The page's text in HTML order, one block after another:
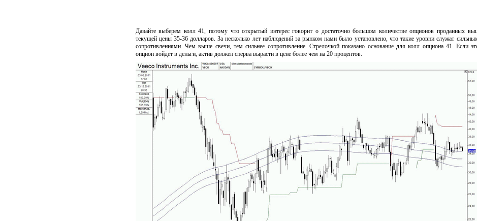
Давайте выберем колл 41, потому что открытый интерес говорит о достаточно большом количестве опционов проданных
текущей цены 35-36 долларов. За несколько лет наблюдений за рынком нами было установлено, что такие уровни служат
сопротивлениями. Чем выше свечи, тем сильнее сопротивление. Стрелочкой показано основание для колл опциона 41. Если
опцион войдет в деньги, актив должен сперва вырасти в цене более чем на 20 процентов.